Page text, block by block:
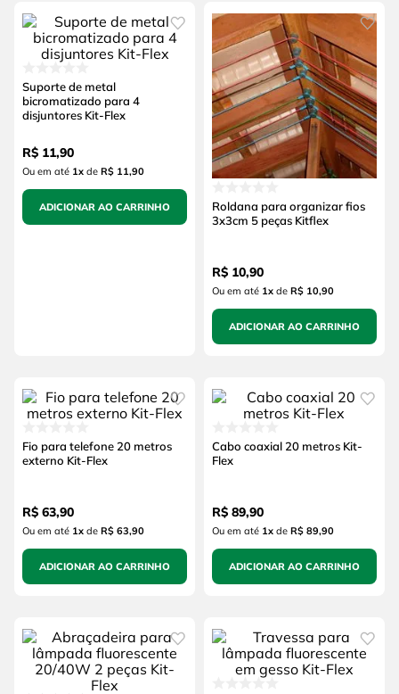
Suporte de metal
bicromatizado para 4
disjuntores Kit-Flex
R$ 11,90
Ou em até 1xde R$ 11,90
ADICIONAR AO CARRINHO
Roldana para organizar fios
3x3cm 5 peças Kitflex
R$ 10,90
Ou em até 1xde R$ 10,90
ADICIONAR AO CARRINHO
Fio para telefone 20 metros
externo Kit-Flex
R$ 63,90
Ou em até 1xde R$ 63,90
ADICIONAR AO CARRINHO
Cabo coaxial 20 metros Kit-
Flex
R$ 89,90
Ou em até 1xde R$ 89,90
ADICIONAR AO CARRINHO